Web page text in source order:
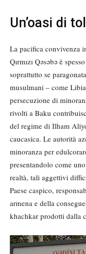
Un’oasi di
La pacifica convivenza
Qırmızı Qəsəbə è
soprattutto se
musulmani – come
persecuzione di
rivolti a Baku
del regime di Ilham
caucasica. Le autorità
minoranza per
presentandolo come
realtà, tali aggettivi
Paese caspico,
armena e della
khachkar prodotti dalla